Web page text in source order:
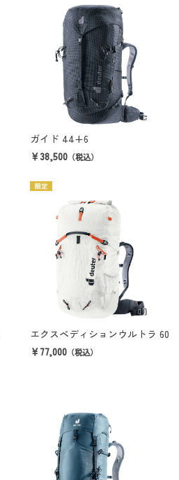
ガイド 44+6
￥38,500 （税込）
エクスペディションウルトラ 60
￥77,000 （税込）